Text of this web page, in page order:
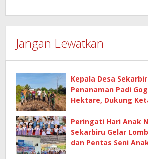
Jangan Lewatkan
Kepala Desa
Penanaman Padi
Hektare, Dukung
Peringati Hari Anak
Sekarbiru Gelar
dan Pentas Seni